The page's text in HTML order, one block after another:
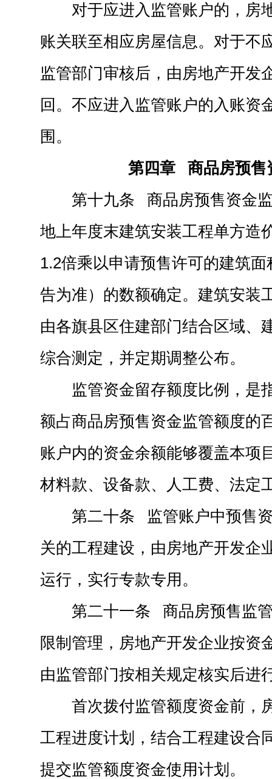
对于应进入监管账户的，房
账关联至相应房屋信息。对于不
监管部门审核后，由房地产开发
回。不应进入监管账户的入账资
围。
第四章 商品房预售
第十九条 商品房预售资金
地上年度末建筑安装工程单方造
1.2倍乘以申请预售许可的建筑
告为准）的数额确定。建筑安装
由各旗县区住建部门结合区域、
综合测定，并定期调整公布。
监管资金留存额度比例，是
额占商品房预售资金监管额度的
账户内的资金余额能够覆盖本项
材料款、设备款、人工费、法定
第二十条 监管账户中预售
关的工程建设，由房地产开发企
运行，实行专款专用。
第二十一条 商品房预售监
限制管理，房地产开发企业按资
由监管部门按相关规定核实后进
首次拨付监管额度资金前，
工程进度计划，结合工程建设合
提交监管额度资金使用计划。